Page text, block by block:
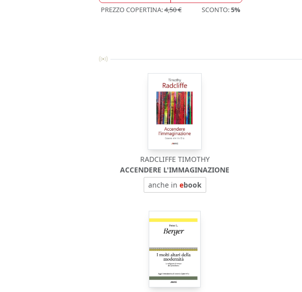
PREZZO COPERTINA:4,50 € SCONTO:5%
RADCLIFFE TIMOTHY
ACCENDERE L'IMMAGINAZIONE
anche in ebook